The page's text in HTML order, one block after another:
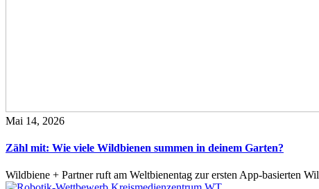
Mai 14, 2026
Zähl mit: Wie viele Wildbienen summen in deinem Garten?
Wildbiene + Partner ruft am Weltbienentag zur ersten App-basierten